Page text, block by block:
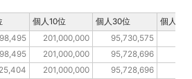
201,000,000 95,730,575
201,000,000 95,728,696
201,000,000 95,728,696
個人10位 個人30位
個人100